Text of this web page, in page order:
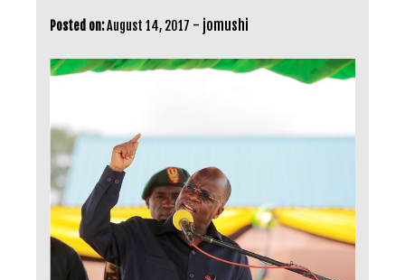
Posted on:August 14, 2017 - jomushi